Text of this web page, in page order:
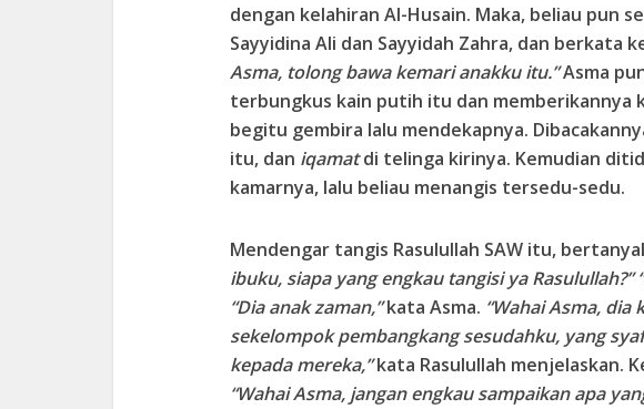
dengan kelahiran Al-Husain. Maka, beliau pun
Sayyidina Ali dan Sayyidah Zahra, dan berkata
Asma, tolong bawa kemari anakku itu.”Asma
terbungkus kain putih itu dan memberikannya
begitu gembira lalu mendekapnya.
itu, dan iqamatdi telinga kirinya. Kemudian
kamarnya, lalu beliau menangis tersedu-sedu.
Mendengar tangis Rasulullah SAW itu,
ibuku, siapa yang engkau tangisi ya Rasulullah?”
“Dia anak zaman,”kata Asma. “Wahai Asma,
sekelompok pembangkang sesudahku, yang
kepada mereka,”kata Rasulullah menjelaskan.
“Wahai Asma, jangan engkau sampaikan apa